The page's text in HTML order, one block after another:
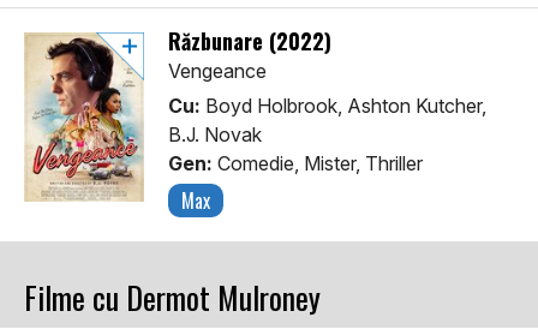
Răzbunare (2022)
Vengeance
Cu: Boyd Holbrook, Ashton Kutcher,
B.J. Novak
Gen: Comedie, Mister, Thriller
Max
Filme cu Dermot Mulroney